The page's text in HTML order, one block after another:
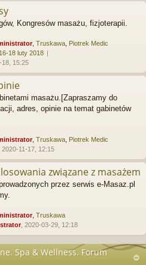
Kongresów masażu, fizjoterapii.
, Truskawa Piotrek Medic
18 luty 2018
18, 15:25
masażu.[Zapraszamy do
adres, opinie na temat gabinetów
, Truskawa Piotrek Medic
, 2020-11-17, 12:15
związane z masażem
przez serwis e-Masaz.pl
, Truskawa
, 2020-03-29, 12:18
Spa & Wellness. Forum